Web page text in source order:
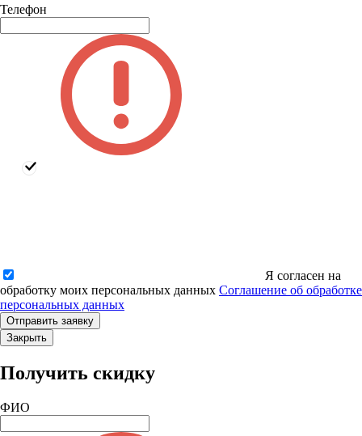
Телефон
Я согласен на
обработку моих персональных данных Соглашение об обработке
персональных данных
Закрыть
Получить скидку
ФИО